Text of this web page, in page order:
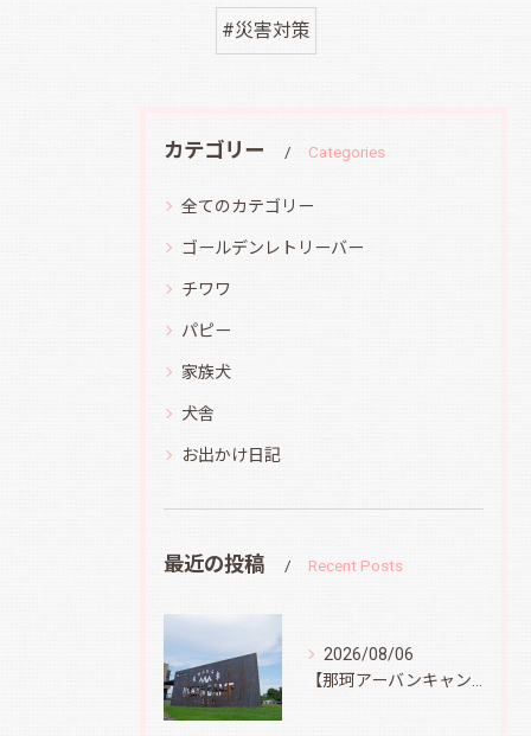
#災害対策
カテゴリー Categories
全てのカテゴリー
ゴールデンレトリーバー
チワワ
パピー
家族犬
犬舎
お出かけ日記
最近の投稿 Recent Posts
2026/08/06